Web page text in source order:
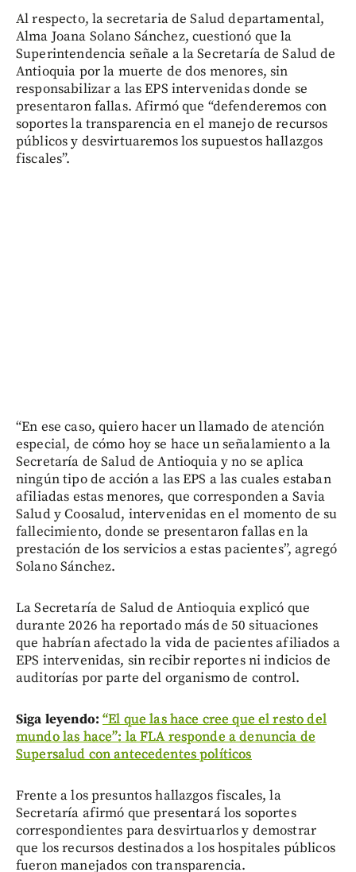
Al respecto, la secretaria de Salud departamental,
Alma Joana Solano Sánchez, cuestionó que la
Superintendencia señale a la Secretaría de Salud de
Antioquia por la muerte de dos menores, sin
responsabilizar a las EPS intervenidas donde se
presentaron fallas. Afirmó que “defenderemos con
soportes la transparencia en el manejo de recursos
públicos y desvirtuaremos los supuestos hallazgos
fiscales”.
“En ese caso, quiero hacer un llamado de atención
especial, de cómo hoy se hace un señalamiento a la
Secretaría de Salud de Antioquia y no se aplica
ningún tipo de acción a las EPS a las cuales estaban
afiliadas estas menores, que corresponden a Savia
Salud y Coosalud, intervenidas en el momento de su
fallecimiento, donde se presentaron fallas en la
prestación de los servicios a estas pacientes”, agregó
Solano Sánchez.
La Secretaría de Salud de Antioquia explicó que
durante 2026 ha reportado más de 50 situaciones
que habrían afectado la vida de pacientes afiliados a
EPS intervenidas, sin recibir reportes ni indicios de
auditorías por parte del organismo de control.
Siga leyendo: “El que las hace cree que el resto del
mundo las hace”: la FLA responde a denuncia de
Supersalud con antecedentes políticos
Frente a los presuntos hallazgos fiscales, la
Secretaría afirmó que presentará los soportes
correspondientes para desvirtuarlos y demostrar
que los recursos destinados a los hospitales públicos
fueron manejados con transparencia.